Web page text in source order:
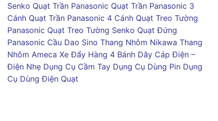
Senko Quạt Trần Panasonic Quạt Trần Panasonic 3
Cánh Quạt Trần Panasonic 4 Cánh Quạt Treo Tường
Panasonic Quạt Treo Tường Senko Quạt Đứng
Panasonic Cầu Dao Sino Thang Nhôm Nikawa Thang
Nhôm Ameca Xe Đẩy Hàng 4 Bánh Dây Cáp Điện –
Điện Nhẹ Dụng Cụ Cầm Tay Dụng Cụ Dùng Pin Dụng
Cụ Dùng Điện Quạt